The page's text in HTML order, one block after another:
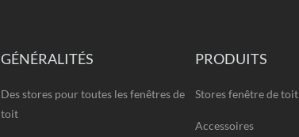
GÉNÉRALITÉS
Des stores pour toutes les fenêtres de
toit
PRODUITS
Stores fenêtre de toit
Accessoires